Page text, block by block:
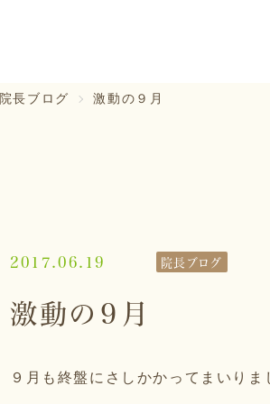
院長ブログ 激動の９月
2017.06.19 院長ブログ
激動の９月
９月も終盤にさしかかってまいりま